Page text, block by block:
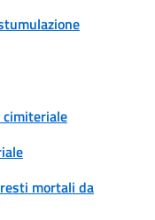
cimiteriale
mortali da